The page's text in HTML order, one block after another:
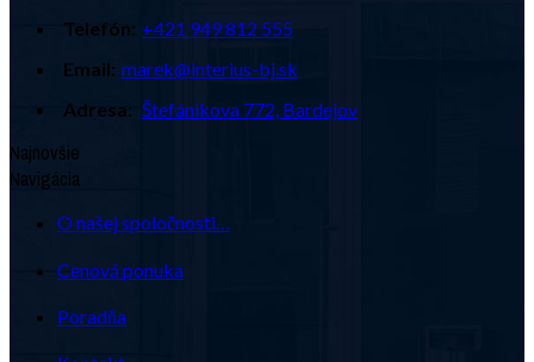
Telefón: +421 949 812 555
Email: marek@interius-bj.sk
Adresa: Štefánikova 772, Bardejov
Najnovšie
Navigácia
O našej spoločnosti…
Cenová ponuka
Poradňa